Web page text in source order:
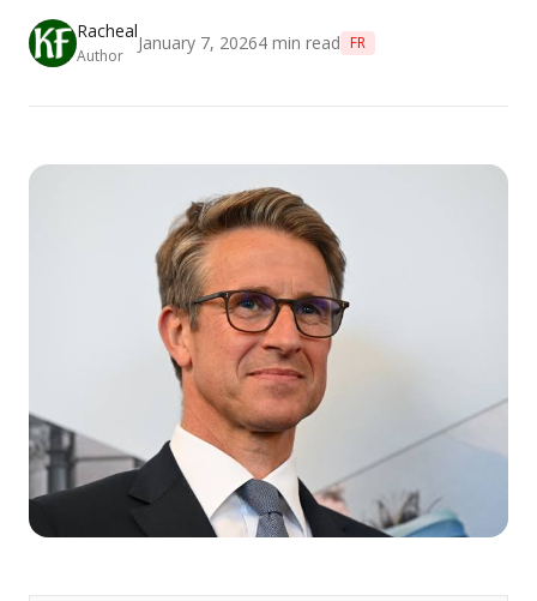
Racheal
Author
January 7, 20264 min read FR